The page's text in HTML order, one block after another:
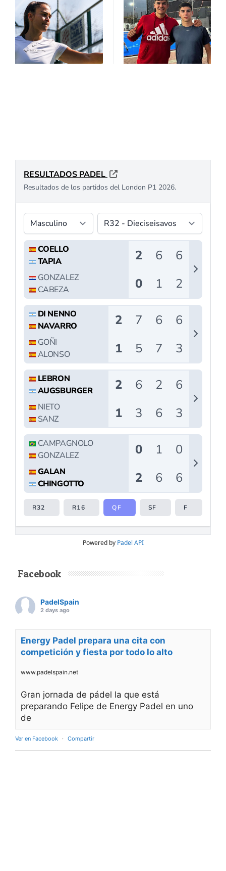
Powered by Padel API
Facebook
PadelSpain
2 days ago
Energy Padel prepara una cita con
competición y fiesta por todo lo alto
www.padelspain.net
Gran jornada de pádel la que está
preparando Felipe de Energy Padel en uno
de
Ver en Facebook · Compartir